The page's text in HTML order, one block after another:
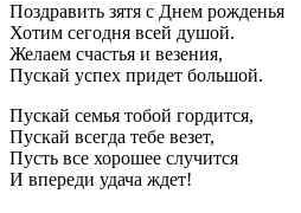
Поздравить зятя с Днем рожденья
Хотим сегодня всей душой.
Желаем счастья и везения,
Пускай успех придет большой.
Пускай семья тобой гордится,
Пускай всегда тебе везет,
Пусть все хорошее случится
И впереди удача ждет!